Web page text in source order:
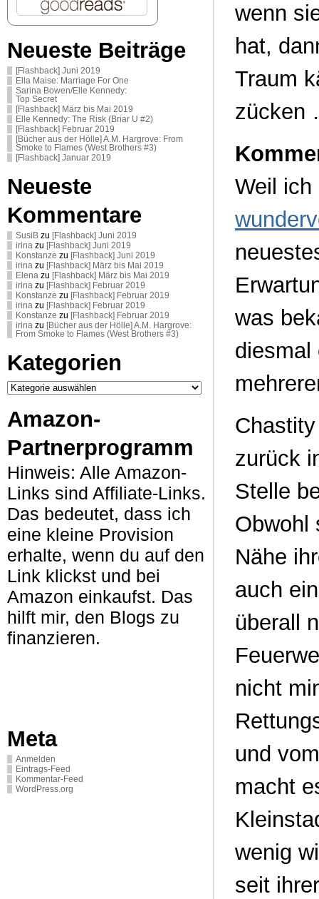
Neueste Beiträge
[Flashback] Juni 2019
Ella Maise: Marriage For One
Sarina Bowen/Elle Kennedy:
Top Secret
[Flashback] März bis Mai 2019
Elle Kennedy: The Risk (Briar U #2)
[Flashback] Februar 2019
[Bücher aus der Hölle] A.M. Hargrove: From
Smoke to Flames (West Brothers #3)
[Flashback] Januar 2019
Neueste
Kommentare
SusiB zu [Flashback] Juni 2019
irina zu [Flashback] Juni 2019
Konstanze zu [Flashback] Juni 2019
irina zu [Flashback] März bis Mai 2019
Elena zu [Flashback] März bis Mai 2019
irina zu [Flashback] Februar 2019
Konstanze zu [Flashback] Februar 2019
irina zu [Flashback] Februar 2019
Konstanze zu [Flashback] Februar 2019
irina zu [Bücher aus der Hölle] A.M. Hargrove:
From Smoke to Flames (West Brothers #3)
Kategorien
Kategorien
Amazon-
Partnerprogramm
Hinweis: Alle Amazon-
Links sind Affiliate-Links.
Das bedeutet, dass ich
eine kleine Provision
erhalte, wenn du auf den
Link klickst und bei
Amazon einkaufst. Das
hilft mir, den Blogs zu
finanzieren.
Meta
Anmelden
Eintrags-Feed
Kommentar-Feed
WordPress.org
wenn
hat,
Traum
zücken
Weil ich
was
diesmal
zurück
Stelle
Obwohl
Nähe
auch
überall
nicht
und
macht
wenig
seit